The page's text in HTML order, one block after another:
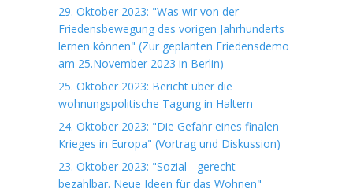
29. Oktober 2023: "Was wir von der
Friedensbewegung des vorigen Jahrhunderts
lernen können" (Zur geplanten Friedensdemo
am 25.November 2023 in Berlin)
25. Oktober 2023: Bericht über die
wohnungspolitische Tagung in Haltern
24. Oktober 2023: "Die Gefahr eines finalen
Krieges in Europa" (Vortrag und Diskussion)
23. Oktober 2023: "Sozial - gerecht -
bezahlbar. Neue Ideen für das Wohnen"